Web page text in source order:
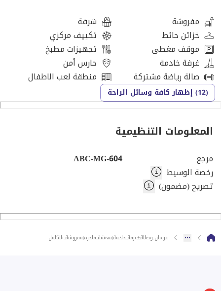
مسارات للجري
مسارات للدراجات الهوائية
منطقة ألعاب للأطفال
محلات تجارية
مقاهي
مطاعم فاخرة
تلتزم ABC Properties بمساعدتك في العثور على منزلك المثالي
من خلال تقديم استشارات احترافية وحلول عقارية مصممة وفق
احتياجاتك. سواء كنت ترغب في الشراء أو البيع أو الاستئجار، نوفر
لك أفضل الخيارات والعروض المناسبة، مع ضمان تجربة سلسة
ومريحة من البداية حتى إتمام العملية.
مفروشة
شرفة
خزائن حائط
تكييف مركزي
موقف مغطى
تجهيزات مطبخ
غرفة خادمة
حارس أمن
صالة رياضة مشتركة
منطقة لعب الاطفال
(12) إظهار كافة وسائل الراحة
المعلومات التنظيمية
مرجع
ABC-MG-604
رخصة الوسيط
تصريح (مضمون)
غرفتان وصالة+غرفة خادمة|معيشة فاخرة|مفروشة بالكامل